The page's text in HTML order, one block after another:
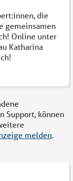
die
gemeinsamen
Online unter
Katharina
Support, können
melden.